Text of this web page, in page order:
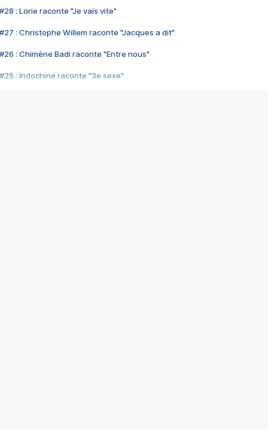
#28 : Lorie raconte "Je vais vite"
#27 : Christophe Willem raconte "Jacques a dit"
#26 : Chimène Badi raconte "Entre nous"
#25 : Indochine raconte "3e sexe"